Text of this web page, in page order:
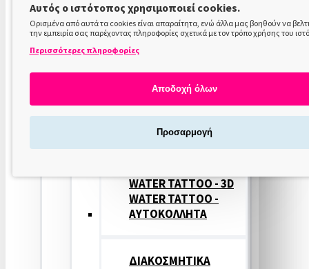
COLOR
ΝΥΧΙΩΝ
ΣΦΡΑΓΙΔΕΣ
ΝΥΧΙΩΝ
WATER TATTOO - 3D
WATER TATTOO -
ΑΥΤΟΚΟΛΛΗΤΑ
ΔΙΑΚΟΣΜΗΤΙΚΑ
Αυτός ο ιστότοπος χρησιμοποιεί cookies.
Ορισμένα από αυτά τα cookies είναι απαραίτητα, ενώ άλλα μας βοηθούν να
την εμπειρία σας παρέχοντας πληροφορίες σχετικά με τον τρόπο χρήσης του
Περισσότερες πληροφορίες
Αποδοχή όλων
Προσαρμογή